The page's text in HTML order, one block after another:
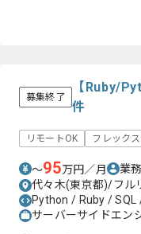
募集終了
【Ruby/
件
リモートOK フレックス
〜95万円／月 業
代々木(東京都)/フル
Python / Ruby /
サーバーサイドエン